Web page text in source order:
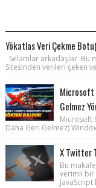
Yökatlas Veri Çekme
Selamlar arkadaşlar Bu
Sitesinden verileri çeken
Microsoft
Gelmez
Microsoft
Daha Geri Gelmez)
X Twitter
Bu
verimli bir